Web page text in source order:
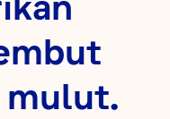
mulut.